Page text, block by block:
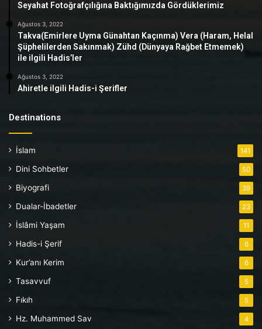
Seyahat Fotoğrafçılığına Baktığımızda Gördüklerimiz
Ağustos 3, 2022
Takva(Emirlere Uyma Günahtan Kaçınma) Vera (Haram, Helal
Şüphelilerden Sakınmak) Zühd (Dünyaya Rağbet Etmemek)
ile ilgili Hadis’ler
Ağustos 3, 2022
Ahiretle ilgili Hadis-i Şerifler
Destinations
İslam 141
Dini Sohbetler 50
Biyografi 39
Dualar-İbadetler 23
İslâmi Yaşam 11
Hadis-i Şerif 6
Kur’anı Kerim 6
Tasavvuf 5
Fıkıh 5
Hz. Muhammed Sav 4